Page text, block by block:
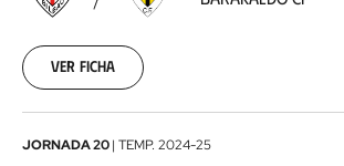
CF2025-
12
Ver ficha
FC
JORNADA 20| TEMP. 2024-25